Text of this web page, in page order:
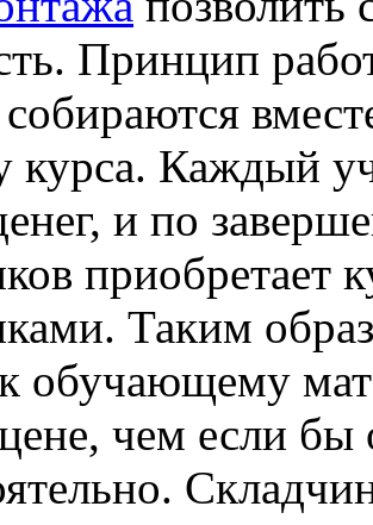
Принцип
курса. Каждый
и по
приобретает
Таким
обучающему
чем если бы